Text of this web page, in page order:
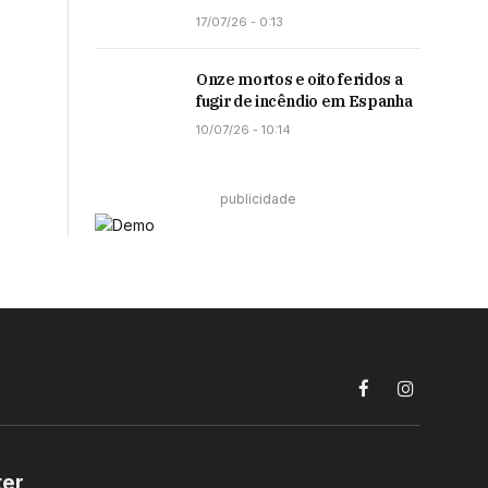
17/07/26 - 0:13
Onze mortos e oito feridos a
fugir de incêndio em Espanha
10/07/26 - 10:14
publicidade
FacebookInstagram